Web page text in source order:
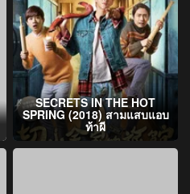
SECRETS IN THE HOT
SPRING (2018) สามแสบแอบ
ท้าผี